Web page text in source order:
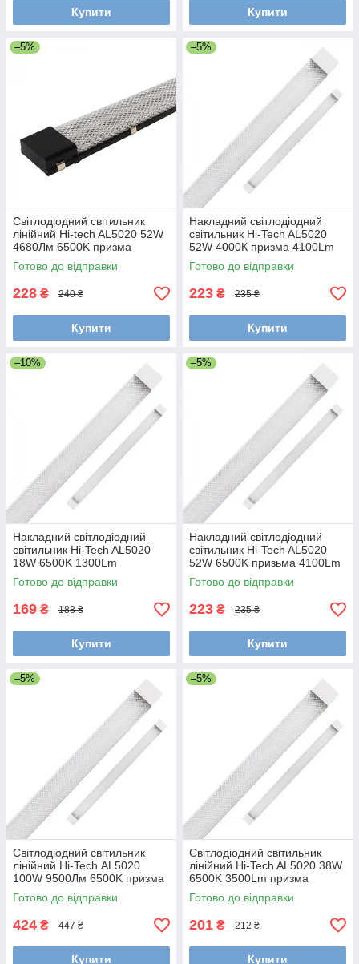
Купити Купити
–5%
Світлодіодний світильник
лінійний Hi-tech AL5020 52W
4680Лм 6500K призма
1200x60x23 мм IP40 чорний
Готово до відправки
228 ₴ 240 ₴
Купити
–5%
Накладний світлодіодний
світильник Hi-Tech AL5020
52W 4000К призма 4100Lm
(альтернатива ЛПО 2*36)
1200*60*23 mm, IP40
Готово до відправки
223 ₴ 235 ₴
Купити
–10%
Накладний світлодіодний
світильник Hi-Tech AL5020
18W 6500K 1300Lm
(альтернатива ЛПО 2*18)
600*60*23 mm, IP40
Готово до відправки
169 ₴ 188 ₴
Купити
–5%
Накладний світлодіодний
світильник Hi-Tech AL5020
52W 6500K призьма 4100Lm
(альтернатива ЛПО 2*36)
1200*60*23 mm, IP40
Готово до відправки
223 ₴ 235 ₴
Купити
–5%
Світлодіодний світильник
лінійний Hi-Tech AL5020
100W 9500Лм 6500K призма
1200x100x23мм IP40
Готово до відправки
424 ₴ 447 ₴
Купити
–5%
Світлодіодний світильник
лінійний Hi-Tech AL5020 38W
6500K 3500Lm призма
1200x60x23 мм
Готово до відправки
201 ₴ 212 ₴
Купити